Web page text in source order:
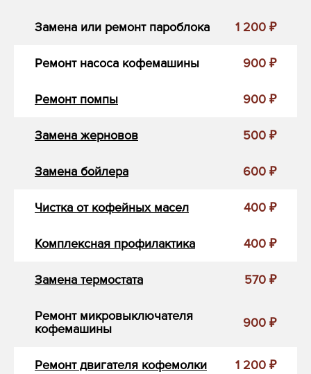
Замена или ремонт пароблока 1 200 ₽
Ремонт насоса кофемашины 900 ₽
Ремонт помпы 900 ₽
Замена жерновов 500 ₽
Замена бойлера 600 ₽
Чистка от кофейных масел 400 ₽
Комплексная профилактика 400 ₽
Замена термостата 570 ₽
Ремонт микровыключателя
кофемашины
900 ₽
Ремонт двигателя кофемолки 1 200 ₽